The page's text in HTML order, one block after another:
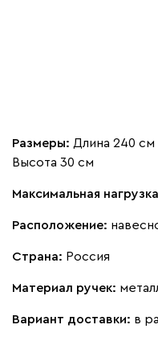
Размеры: Длина 240 см
Высота 30 см
Максимальная
Расположение:
Страна: Россия
Материал ручек:
Вариант доставки: в